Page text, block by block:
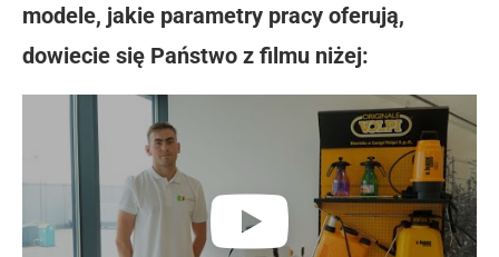
modele, jakie parametry pracy oferują,
dowiecie się Państwo z filmu niżej: